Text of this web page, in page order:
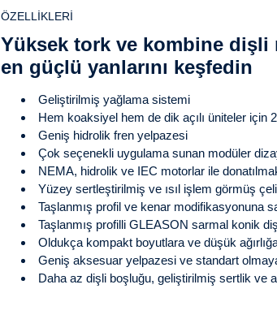
ÖZELLİKLERİ
Yüksek tork ve kombine dişli
en güçlü yanlarını keşfedin
Geliştirilmiş yağlama sistemi
Hem koaksiyel hem de dik açılı üniteler için
Geniş hidrolik fren yelpazesi
Çok seçenekli uygulama sunan modüler
NEMA, hidrolik ve IEC motorlar ile
Yüzey sertleştirilmiş ve ısıl işlem görmüş
Taşlanmış profil ve kenar modifikasyonuna
Taşlanmış profilli GLEASON sarmal konik
Oldukça kompakt boyutlara ve düşük
Geniş aksesuar yelpazesi ve standart
Daha az dişli boşluğu, geliştirilmiş sertlik ve